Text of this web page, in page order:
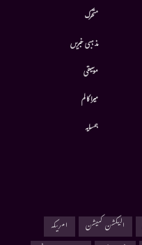
متحرك
مذہبی خبریں
موسيقى
میرا کالم
ہمسایہ
الیکشن کمیشن
امریکہ